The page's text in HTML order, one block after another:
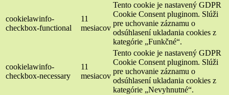
cookielawinfo-
checkbox-functional
11
mesiacov
Tento cookie je nastavený GDPR
Cookie Consent pluginom. Slúži
pre uchovanie záznamu o
odsúhlasení ukladania cookies z
kategórie „Funkčné“.
cookielawinfo-
checkbox-necessary
11
mesiacov
Tento cookie je nastavený GDPR
Cookie Consent pluginom. Slúži
pre uchovanie záznamu o
odsúhlasení ukladania cookies z
kategórie „Nevyhnutné“.